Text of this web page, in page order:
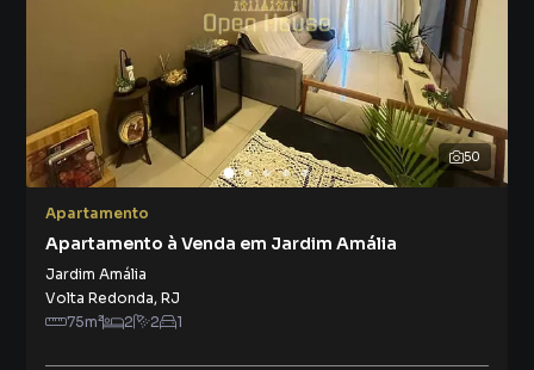
50
Apartamento
Apartamento à Venda em Jardim Amália
Jardim Amália
Volta Redonda, RJ
75m² 2 2 1